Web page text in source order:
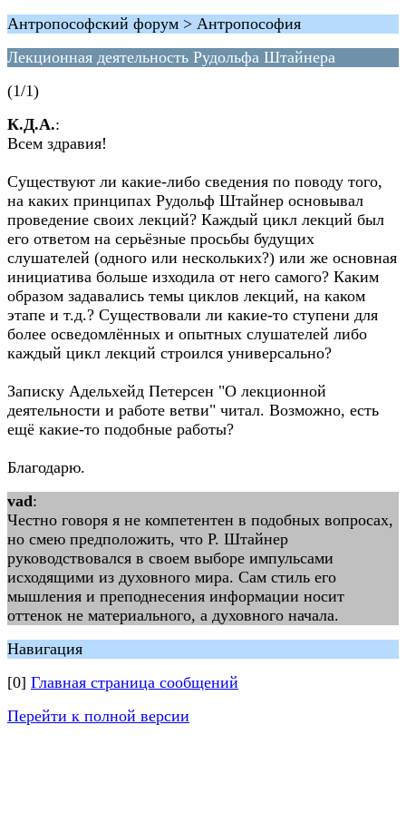
Антропософский форум > Антропософия
Лекционная деятельность Рудольфа Штайнера
(1/1)
К.Д.А.:
Всем здравия!
Существуют ли какие-либо сведения по поводу того,
на каких принципах Рудольф Штайнер основывал
проведение своих лекций? Каждый цикл лекций был
его ответом на серьёзные просьбы будущих
слушателей (одного или нескольких?) или же основная
инициатива больше изходила от него самого? Каким
образом задавались темы циклов лекций, на каком
этапе и т.д.? Существовали ли какие-то ступени для
более осведомлённых и опытных слушателей либо
каждый цикл лекций строился универсально?
Записку Адельхейд Петерсен "О лекционной
деятельности и работе ветви" читал. Возможно, есть
ещё какие-то подобные работы?
Благодарю.
vad:
Честно говоря я не компетентен в подобных вопросах,
но смею предположить, что Р. Штайнер
руководствовался в своем выборе импульсами
исходящими из духовного мира. Сам стиль его
мышления и преподнесения информации носит
оттенок не материального, а духовного начала.
Навигация
[0] Главная страница сообщений
Перейти к полной версии